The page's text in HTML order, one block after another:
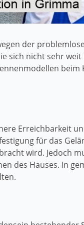
der
sich nicht sehr
beim
Erreichbarkeit
für das
wird. Jedoch
des Hauses. In